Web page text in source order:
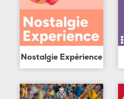
Nostalgie Expérience